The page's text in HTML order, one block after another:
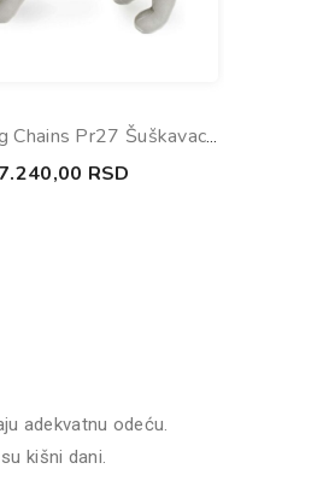
adekvatnu odeću.
kišni dani.
Chains Pr27 Šuškavac
65cm
7.240,00 RSD